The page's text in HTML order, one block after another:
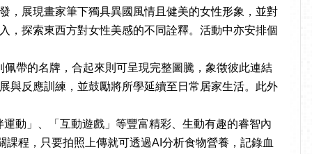
，展現畫家筆下獨具異國風情且健美的女性形象，並對
，探索東西方對女性美感的不同詮釋。活動中亦安排個
帶的名牌，合起來則可呈現完整圖騰，象徵彼此連結
與反應訓練，並鼓勵將所學延續至日常居家生活。此外
動」、「互動遊戲」等豐富精彩、生動有趣的睿智內
程，只要拍照上傳就可透過AI分析食物營養，記錄血